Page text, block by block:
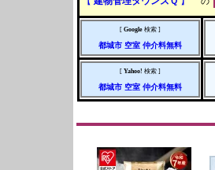
[ Google検索 ]
都城市 空室 仲介料無料
[ Yahoo! 検索 ]
都城市 空室 仲介料無料